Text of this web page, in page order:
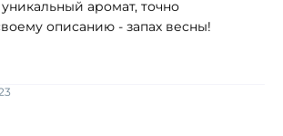
аромат, точно
описанию - запах весны!